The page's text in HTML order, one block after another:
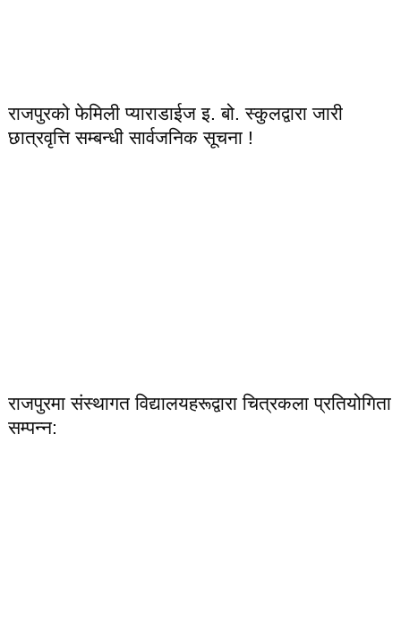
राजपुरको फेमिली प्याराडाईज इ. बो. स्कुलद्वारा जारी
छात्रवृत्ति सम्बन्धी सार्वजनिक सूचना !
राजपुरमा संस्थागत विद्यालयहरूद्वारा चित्रकला प्रतियोगिता
सम्पन्न: